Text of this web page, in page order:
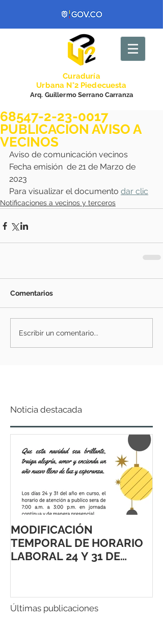
Curaduría
Urbana N°2 Piedecuesta
Arq. Guillermo Serrano Carranza
68547-2-23-0017
PUBLICACION AVISO A
VECINOS
Aviso de comunicación vecinos
Fecha emisión  de 21 de Marzo de
2023
Para visualizar el documento dar clic
Notificaciones a vecinos y terceros
Comentarios
Escribir un comentario...
Noticia destacada
MODIFICACIÓN
TEMPORAL DE HORARIO
LABORAL 24 Y 31 DE
Últimas publicaciones